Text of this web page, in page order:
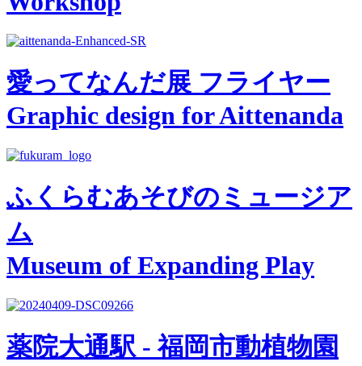
愛ってなんだ展 フライヤー
Graphic design for Aittenanda
ふくらむあそびのミュージア
ム
Museum of Expanding Play
薬院大通駅 - 福岡市動植物園